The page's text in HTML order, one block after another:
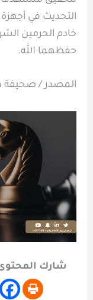
التحديث في
خادم الحرمين
حفظهما الله.
المصدر / صحيفة
شارك